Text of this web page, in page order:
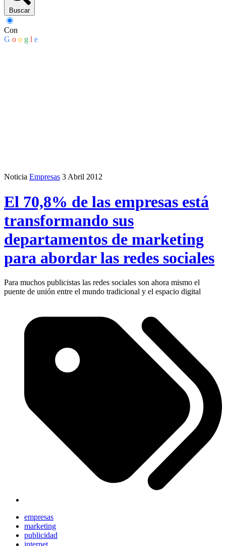
Buscar
Con
G o o g l e
Noticia Empresas 3 Abril 2012
El 70,8% de las empresas está
transformando sus
departamentos de marketing
para abordar las redes sociales
Para muchos publicistas las redes sociales son ahora mismo el
puente de unión entre el mundo tradicional y el espacio digital
empresas
marketing
publicidad
internet